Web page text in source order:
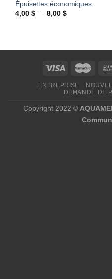
Épuisettes économiques
4,00$ – 8,00$Plage
ENTREPRISE
DEMANDE DE
Copyright 2022 ©